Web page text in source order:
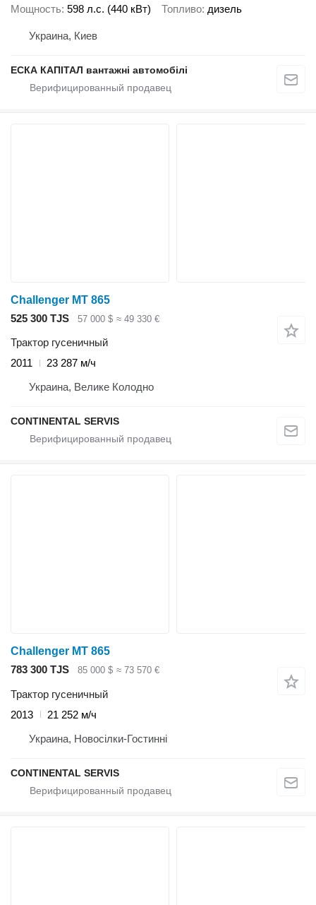
Мощность 598 л.с. (440 кВт) Топливо дизель
Украина, Киев
ЕСКА КАПІТАЛ вантажні автомобілі
Challenger MT 865
525 300 TJS
57 000 $ ≈ 49 330 €
Трактор гусеничный
2011
23 287 м/ч
Украина, Велике Колодно
CONTINENTAL SERVIS
Challenger MT 865
783 300 TJS
85 000 $ ≈ 73 570 €
Трактор гусеничный
2013
21 252 м/ч
Украина, Новосілки-Гостинні
CONTINENTAL SERVIS